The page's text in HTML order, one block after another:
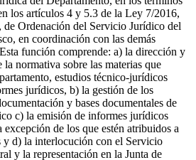
los artículos 4 y 5.3 de la Ley 7/2016,
de Ordenación del Servicio Jurídico del
en coordinación con las demás
función comprende: a) la dirección y
la normativa sobre las materias que
estudios técnico-jurídicos
jurídicos, b) la gestión de los
y bases documentales de
c) la emisión de informes jurídicos
excepción de los que estén atribuidos a
y d) la interlocución con el Servicio
y la representación en la Junta de